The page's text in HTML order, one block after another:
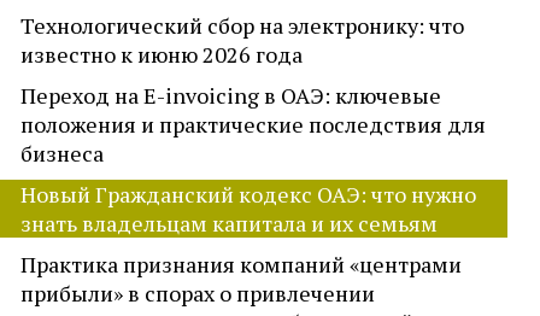
Технологический сбор на электронику: что
известно к июню 2026 года
Переход на E-invoicing в ОАЭ: ключевые
положения и практические последствия для
бизнеса
Новый Гражданский кодекс ОАЭ: что нужно
знать владельцам капитала и их семьям
Практика признания компаний «центрами
прибыли» в спорах о привлечении